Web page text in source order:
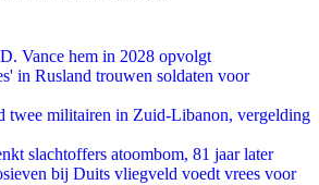
Vance hem in 2028 opvolgt
in Rusland trouwen soldaten voor
twee militairen in Zuid-Libanon, vergelding
slachtoffers atoombom, 81 jaar later
bij Duits vliegveld voedt vrees voor